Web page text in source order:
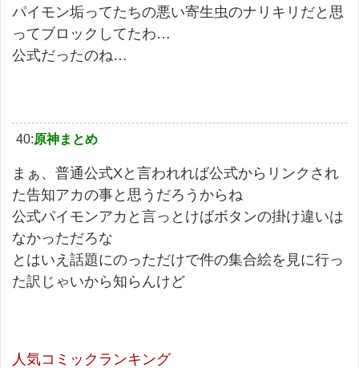
パイモン垢ってたちの悪い寄生虫のナリキリだと思
ってブロックしてたわ…
公式だったのね…
40:原神まとめ
まぁ、普通公式Xと言われれば公式からリンクされ
た告知アカの事と思うだろうからね
公式パイモンアカと言っとけばボタンの掛け違いは
なかっただろな
とはいえ話題にのっただけで件の集合絵を見に行っ
た訳じゃいから知らんけど
人気コミックランキング